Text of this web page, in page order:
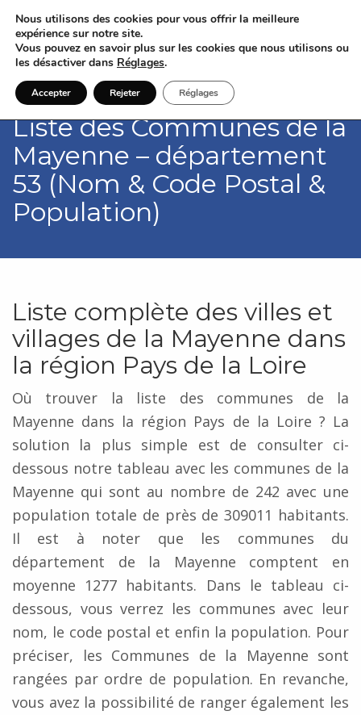
Liste des Communes de la
Mayenne – département
53 (Nom & Code Postal &
Population)
Liste complète des villes et
villages de la Mayenne dans
la région Pays de la Loire
Où trouver la liste des communes de la
Mayenne dans la région Pays de la Loire ? La
solution la plus simple est de consulter ci-
dessous notre tableau avec les communes de la
Mayenne qui sont au nombre de 242 avec une
population totale de près de 309011 habitants.
Il est à noter que les communes du
département de la Mayenne comptent en
moyenne 1277 habitants. Dans le tableau ci-
dessous, vous verrez les communes avec leur
nom, le code postal et enfin la population. Pour
préciser, les Communes de la Mayenne sont
rangées par ordre de population. En revanche,
vous avez la possibilité de ranger également les
Nous utilisons des cookies pour vous offrir la meilleure
expérience sur notre site.
Vous pouvez en savoir plus sur les cookies que nous utilisons ou
les désactiver dans Réglages.
Accepter Rejeter Réglages